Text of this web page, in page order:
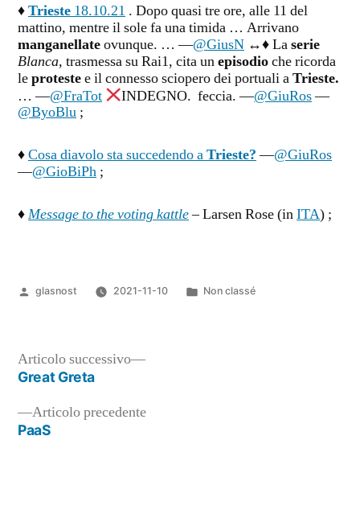
♦Trieste 18.10.21 . Dopo quasi tre ore, alle 11 del
mattino, mentre il sole fa una timida … Arrivano
manganellateovunque. … —@GiusN ↔♦ Laserie
Blanca, trasmessa su Rai1, cita unepisodioche ricorda
leprotestee il connesso sciopero dei portuali aTrieste.
… —@FraTot INDEGNO. feccia. —@GiuRos—
@ByoBlu ;
♦Cosa diavolo sta succedendo aTrieste?—@GiuRos
—@GioBiPh ;
♦Message to the voting kattle– Larsen Rose (inITA) ;
Pubblicato
glasnost 2021-11-10
Pubblicato
Non classé
Navigazione
articoli
Articolo precedenteArticolo
PaaS
Articolo successivo
Articolo
Great Greta